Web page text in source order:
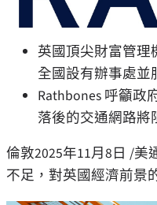
英國頂尖財富管理
全國設有辦事處並
Rathbones 呼籲
落後的交通網路將
倫敦2025年11月8日 /美
不足，對英國經濟前景